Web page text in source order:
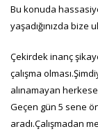
Bu konuda
yaşadığınızda bize
Çekirdek inanç
çalışma
alınamayan
Geçen gün 5 sene
aradı.Çalışmadan